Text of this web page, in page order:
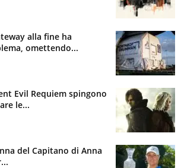
alla fine ha
omettendo...
Evil Requiem spingono
le...
del Capitano di Anna